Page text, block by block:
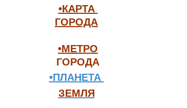
•КАРТА
ГОРОДА
•МЕТРО
ЗЕМЛЯ